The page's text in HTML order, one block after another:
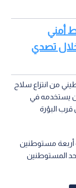
أمني
تصدي
من انتزاع سلاح
يستخدمه في
قرب البؤرة
أربعة مستوطنين
المستوطنين